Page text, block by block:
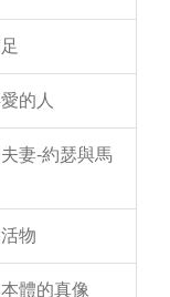
的人
妻-約瑟與馬
物
體的真像